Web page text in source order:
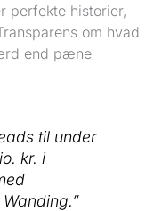
perfekte historier,
om hvad
end pæne
til under
kr. i